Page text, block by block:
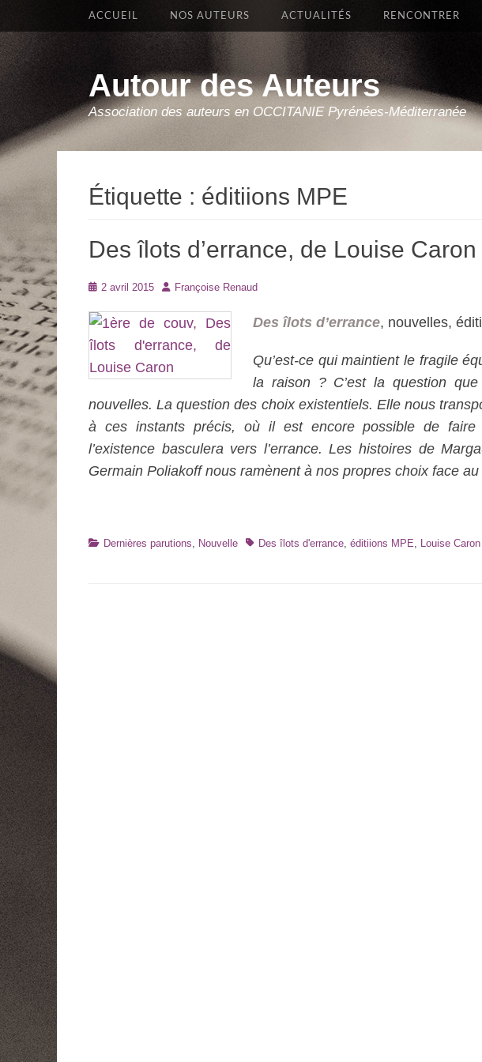
Autour des Auteurs
Association des auteurs en OCCITANIE Pyrénées-Méditerranée
Premier Menu
Aller
ACCUEIL NOS AUTEURS ACTUALITÉS RENCONTRER
Étiquette : éditiions MPE
Des îlots d’errance, de Louise Caron
Posté2 avril 2015 AuteurFrançoise Renaud
Des îlots d’errance, nouvelles,
Qu’est-ce qui maintient le fragile
la raison ? C’est la question
nouvelles. La question des choix existentiels. Elle nous
à ces instants précis, où il est encore possible de faire
l’existence basculera vers l’errance. Les histoires de
Germain Poliakoff nous ramènent à nos propres choix face au
Catégories
Dernières parutions, Nouvelle TagsDes îlots d'errance, éditiions MPE, Louise Caron